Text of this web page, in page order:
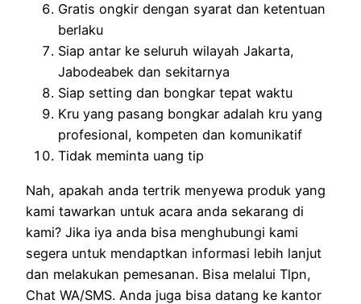
Gratis ongkir dengan syarat dan ketentuan
berlaku
Siap antar ke seluruh wilayah Jakarta,
Jabodeabek dan sekitarnya
Siap setting dan bongkar tepat waktu
Kru yang pasang bongkar adalah kru yang
profesional, kompeten dan komunikatif
Tidak meminta uang tip
Nah, apakah anda tertrik menyewa produk yang
kami tawarkan untuk acara anda sekarang di
kami? Jika iya anda bisa menghubungi kami
segera untuk mendaptkan informasi lebih lanjut
dan melakukan pemesanan. Bisa melalui Tlpn,
Chat WA/SMS. Anda juga bisa datang ke kantor